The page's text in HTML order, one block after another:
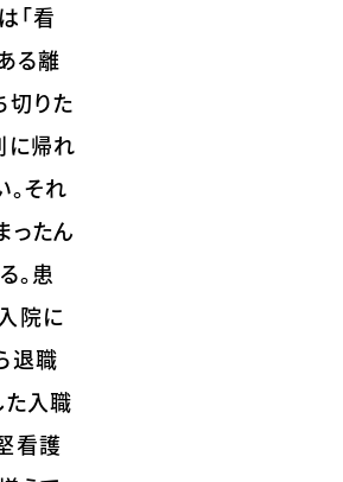
「看
る離
切りた
に帰れ
それ
ったん
。患
院に
退職
た入職
看護